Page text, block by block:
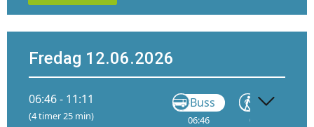
Fredag 12.06.2026
06:46 - 11:11
(4 timer 25 min)
Buss
06:46
Gå
07:30